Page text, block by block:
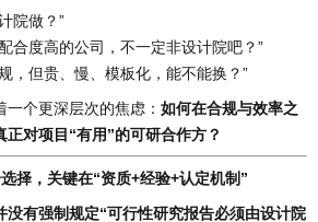
院做？”
合度高的公司，不一定非设计院吧？”
，但贵、慢、模板化，能不能换？”
个更深层次的焦虑： 如何在合规与效率之
对项目“有用”的可研合作方？
择，关键在“资质+经验+认定机制”
没有强制规定“可行性研究报告必须由设计院